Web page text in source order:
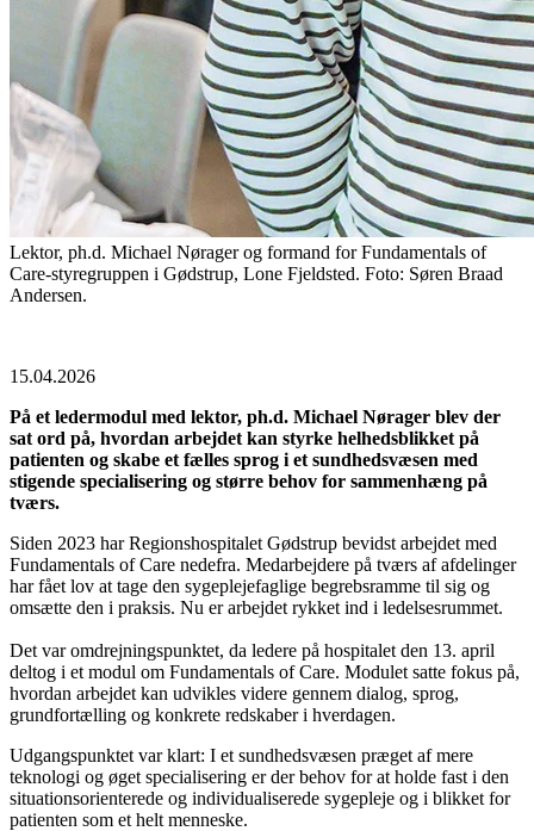
Lektor, ph.d. Michael Nørager og formand for Fundamentals of
Care-styregruppen i Gødstrup, Lone Fjeldsted. Foto: Søren Braad
Andersen.
15.04.2026
På et ledermodul med lektor, ph.d. Michael Nørager blev der
sat ord på, hvordan arbejdet kan styrke helhedsblikket på
patienten og skabe et fælles sprog i et sundhedsvæsen med
stigende specialisering og større behov for sammenhæng på
tværs.
Siden 2023 har Regionshospitalet Gødstrup bevidst arbejdet med
Fundamentals of Care nedefra. Medarbejdere på tværs af afdelinger
har fået lov at tage den sygeplejefaglige begrebsramme til sig og
omsætte den i praksis. Nu er arbejdet rykket ind i ledelsesrummet.
Det var omdrejningspunktet, da ledere på hospitalet den 13. april
deltog i et modul om Fundamentals of Care. Modulet satte fokus på,
hvordan arbejdet kan udvikles videre gennem dialog, sprog,
grundfortælling og konkrete redskaber i hverdagen.
Udgangspunktet var klart: I et sundhedsvæsen præget af mere
teknologi og øget specialisering er der behov for at holde fast i den
situationsorienterede og individualiserede sygepleje og i blikket for
patienten som et helt menneske.